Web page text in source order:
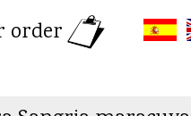
order